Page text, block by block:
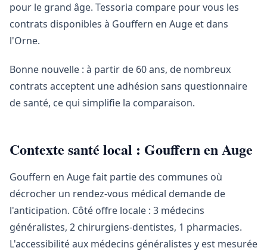
pour le grand âge. Tessoria compare pour vous les
contrats disponibles à Gouffern en Auge et dans
l'Orne.
Bonne nouvelle : à partir de 60 ans, de nombreux
contrats acceptent une adhésion sans questionnaire
de santé, ce qui simplifie la comparaison.
Contexte santé local : Gouffern en Auge
Gouffern en Auge fait partie des communes où
décrocher un rendez-vous médical demande de
l'anticipation. Côté offre locale : 3 médecins
généralistes, 2 chirurgiens-dentistes, 1 pharmacies.
L'accessibilité aux médecins généralistes y est mesurée